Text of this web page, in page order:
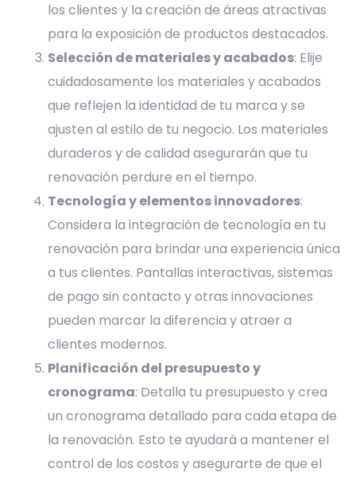
los clientes y la creación de áreas atractivas
para la exposición de productos destacados.
Selección de materiales y acabados: Elije
cuidadosamente los materiales y acabados
que reflejen la identidad de tu marca y se
ajusten al estilo de tu negocio. Los materiales
duraderos y de calidad asegurarán que tu
renovación perdure en el tiempo.
Tecnología y elementos innovadores:
Considera la integración de tecnología en tu
renovación para brindar una experiencia única
a tus clientes. Pantallas interactivas, sistemas
de pago sin contacto y otras innovaciones
pueden marcar la diferencia y atraer a
clientes modernos.
Planificación del presupuesto y
cronograma: Detalla tu presupuesto y crea
un cronograma detallado para cada etapa de
la renovación. Esto te ayudará a mantener el
control de los costos y asegurarte de que el